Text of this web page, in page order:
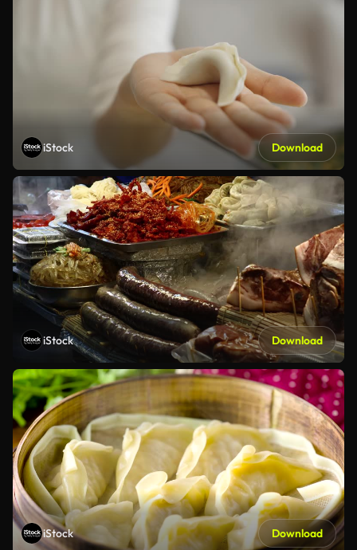
iStock Download
iStock Download
iStock Download